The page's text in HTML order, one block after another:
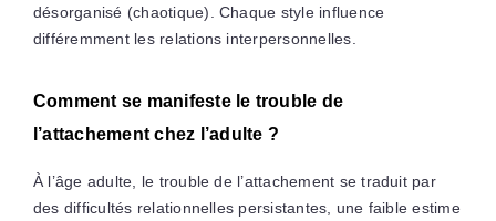
désorganisé (chaotique). Chaque style influence
différemment les relations interpersonnelles.
Comment se manifeste le trouble de
l’attachement chez l’adulte ?
À l’âge adulte, le trouble de l’attachement se traduit par
des difficultés relationnelles persistantes, une faible estime